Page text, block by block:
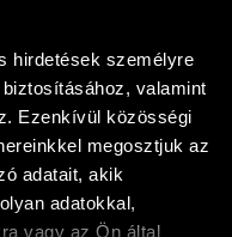
hirdetések személyre
valamint
Ezenkívül közösségi
megosztjuk az
adatait, akik
adatokkal,
vagy az Ön által
Ft